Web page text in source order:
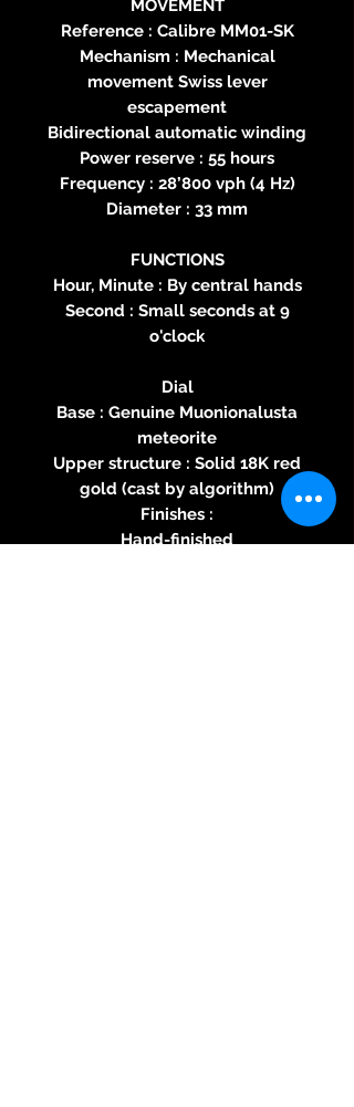
MOVEMENT
Reference : Calibre MM01-SK
Mechanism : Mechanical
movement Swiss lever
escapement
Bidirectional automatic winding
Power reserve : 55 hours
Frequency : 28’800 vph (4 Hz)
Diameter : 33 mm
FUNCTIONS
Hour, Minute : By central hands
Second : Small seconds at 9
o'clock
Dial
Base : Genuine Muonionalusta
meteorite
Upper structure : Solid 18K red
gold (cast by algorithm)
Finishes :
Hand-finished